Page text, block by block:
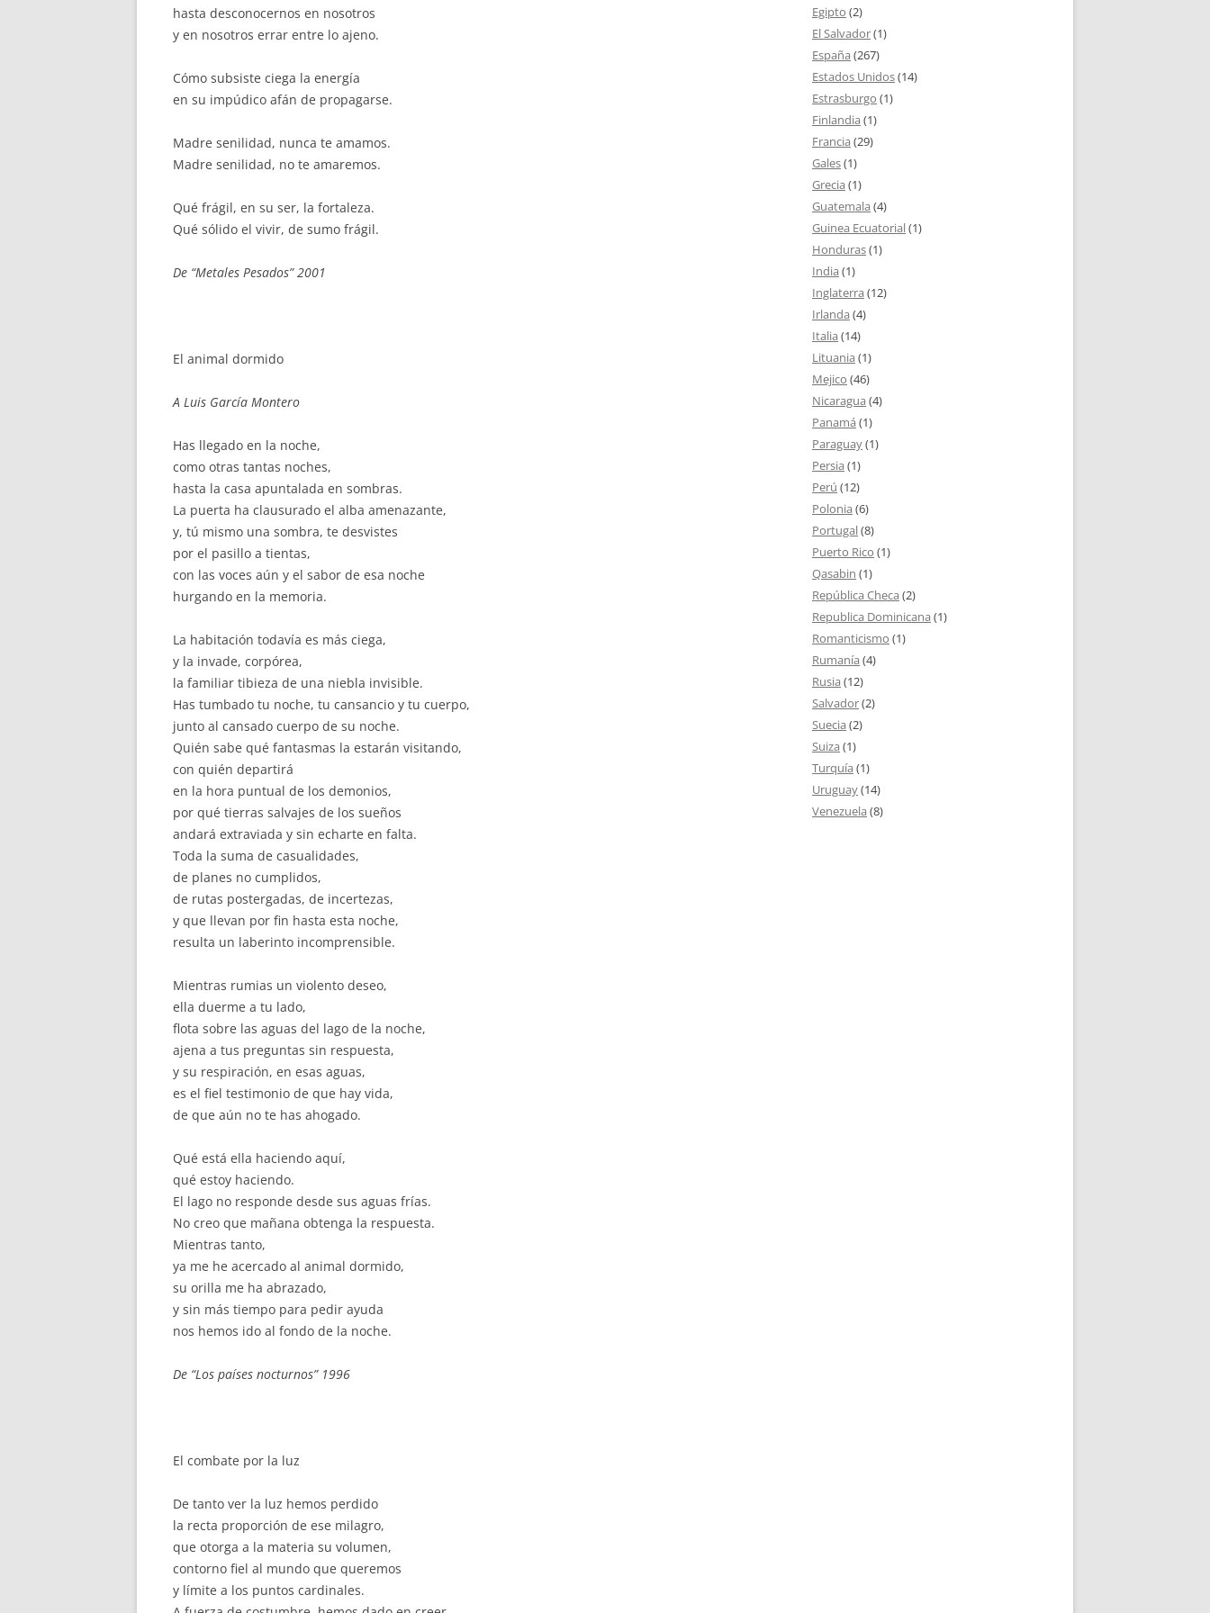
hasta desconocernos en nosotros
y en nosotros errar entre lo ajeno.
Cómo subsiste ciega la energía
en su impúdico afán de propagarse.
Madre senilidad, nunca te amamos.
Madre senilidad, no te amaremos.
Qué frágil, en su ser, la fortaleza.
Qué sólido el vivir, de sumo frágil.
De “Metales Pesados” 2001
El animal dormido
A Luis García Montero
Has llegado en la noche,
como otras tantas noches,
hasta la casa apuntalada en sombras.
La puerta ha clausurado el alba amenazante,
y, tú mismo una sombra, te desvistes
por el pasillo a tientas,
con las voces aún y el sabor de esa noche
hurgando en la memoria.
La habitación todavía es más ciega,
y la invade, corpórea,
la familiar tibieza de una niebla invisible.
Has tumbado tu noche, tu cansancio y tu cuerpo,
junto al cansado cuerpo de su noche.
Quién sabe qué fantasmas la estarán visitando,
con quién departirá
en la hora puntual de los demonios,
por qué tierras salvajes de los sueños
andará extraviada y sin echarte en falta.
Toda la suma de casualidades,
de planes no cumplidos,
de rutas postergadas, de incertezas,
y que llevan por fin hasta esta noche,
resulta un laberinto incomprensible.
Mientras rumias un violento deseo,
ella duerme a tu lado,
flota sobre las aguas del lago de la noche,
ajena a tus preguntas sin respuesta,
y su respiración, en esas aguas,
es el fiel testimonio de que hay vida,
de que aún no te has ahogado.
Qué está ella haciendo aquí,
qué estoy haciendo.
El lago no responde desde sus aguas frías.
No creo que mañana obtenga la respuesta.
Mientras tanto,
ya me he acercado al animal dormido,
su orilla me ha abrazado,
y sin más tiempo para pedir ayuda
nos hemos ido al fondo de la noche.
De “Los países nocturnos” 1996
El combate por la luz
De tanto ver la luz hemos perdido
la recta proporción de ese milagro,
que otorga a la materia su volumen,
contorno fiel al mundo que queremos
y límite a los puntos cardinales.
Egipto (2)
El Salvador(1)
España (267)
Estados Unidos(14)
Estrasburgo (1)
Finlandia (1)
Francia (29)
Gales(1)
Grecia (1)
Guatemala (4)
Guinea Ecuatorial(1)
Honduras(1)
India (1)
Inglaterra (12)
Irlanda (4)
Italia (14)
Lituania (1)
Mejico (46)
Nicaragua (4)
Panamá (1)
Paraguay(1)
Persia (1)
Perú (12)
Polonia (6)
Portugal(8)
Puerto Rico (1)
Qasabin (1)
República Checa (2)
Republica Dominicana (1)
Romanticismo (1)
Rumanía (4)
Rusia (12)
Salvador(2)
Suecia (2)
Suiza (1)
Turquía (1)
Uruguay(14)
Venezuela (8)